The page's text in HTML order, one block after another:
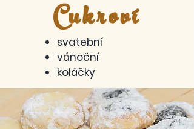
Cukroví
svatební
vánoční
koláčky